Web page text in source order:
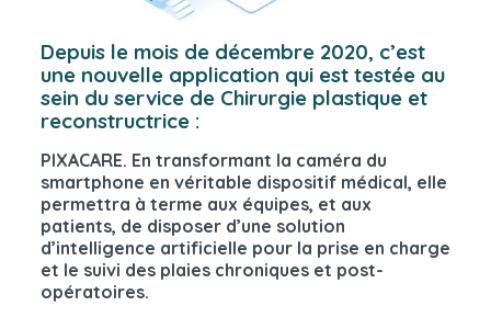
Depuis le mois de décembre 2020, c’est
une nouvelle application qui est testée au
sein du service de Chirurgie plastique et
reconstructrice :
PIXACARE. En transformant la caméra du
smartphone en véritable dispositif médical, elle
permettra à terme aux équipes, et aux
patients, de disposer d’une solution
d’intelligence artificielle pour la prise en charge
et le suivi des plaies chroniques et post-
opératoires.